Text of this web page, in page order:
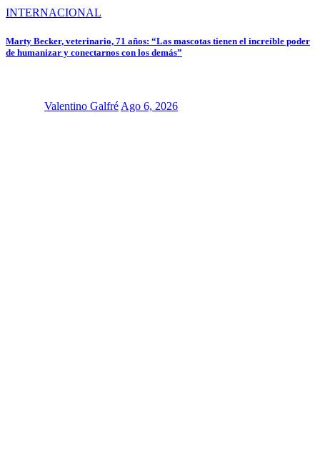
INTERNACIONAL
Marty Becker, veterinario, 71 años: “Las mascotas tienen el increíble poder
de humanizar y conectarnos con los demás”
Valentino Galfré Ago 6, 2026